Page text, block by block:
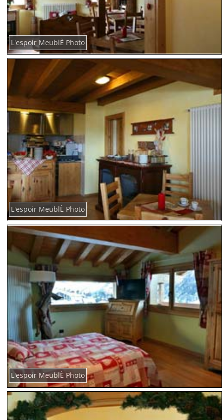
L'espoir MeublÈ Photo
L'espoir MeublÈ Photo
L'espoir MeublÈ Photo